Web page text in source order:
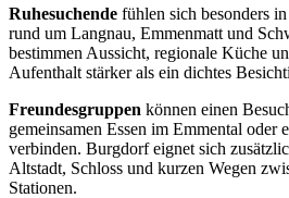
Ruhesuchende fühlen sich besonders
rund um Langnau, Emmenmatt und
bestimmen Aussicht, regionale Küche
Aufenthalt stärker als ein dichtes
Freundesgruppen können einen
gemeinsamen Essen im Emmental oder
verbinden. Burgdorf eignet sich
Altstadt, Schloss und kurzen Wegen
Stationen.